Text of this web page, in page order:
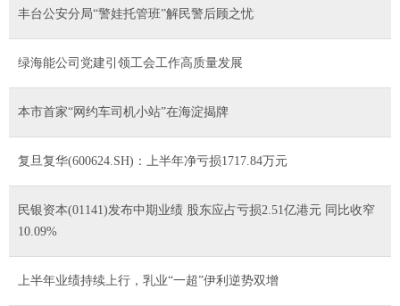
丰台公安分局“警娃托管班”解民警后顾之忧
绿海能公司党建引领工会工作高质量发展
本市首家“网约车司机小站”在海淀揭牌
复旦复华(600624.SH)：上半年净亏损1717.84万元
民银资本(01141)发布中期业绩 股东应占亏损2.51亿港元 同比收窄
10.09%
上半年业绩持续上行，乳业“一超”伊利逆势双增